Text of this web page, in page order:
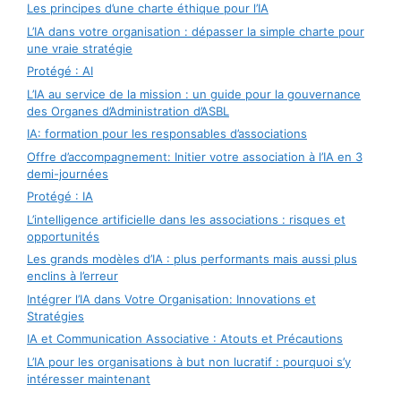
Les principes d’une charte éthique pour l’IA
L’IA dans votre organisation : dépasser la simple charte pour
une vraie stratégie
Protégé : AI
L’IA au service de la mission : un guide pour la gouvernance
des Organes d’Administration d’ASBL
IA: formation pour les responsables d’associations
Offre d’accompagnement: Initier votre association à l’IA en 3
demi-journées
Protégé : IA
L’intelligence artificielle dans les associations : risques et
opportunités
Les grands modèles d’IA : plus performants mais aussi plus
enclins à l’erreur
Intégrer l’IA dans Votre Organisation: Innovations et
Stratégies
IA et Communication Associative : Atouts et Précautions
L’IA pour les organisations à but non lucratif : pourquoi s’y
intéresser maintenant